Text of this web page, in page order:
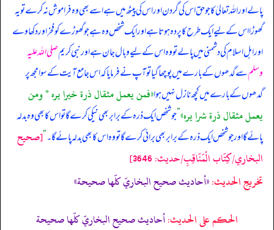
پالے اور اللہ تعالیٰ کا جو حق اس کی گردن اور اس کی پیٹھ میں ہے اسے بھی وہ فراموش نہ کرے تو یہ
گھوڑا اس کے لیے ایک طرح کا پردہ ہوتا ہے اور ایک شخص وہ ہے جو گھوڑے کو فخر اور دکھاوے
اور اہل اسلام کی دشمنی میں پالے تو وہ اس کے لیے وبال جان ہے اور نبی کریمصلی اللہ علیہ
وسلمسے گدھوں کے بارے میں پوچھا گیا تو آپ نے فرمایا کہ اس جامع آیت کے سوا مجھ پر
گدھوں کے بارے میں کچھ نازل نہیں ہوا«فمن يعمل مثقال ذرة خيرا يره * ومن
يعمل مثقال ذرة شرا يره‏»”جو شخص ایک ذرہ کے برابر بھی نیکی کرے گا تو اس کا بھی وہ بدلہ
پائے گا اور جو شخص ایک ذرہ کے برابر بھی برائی کرے گا تو وہ اس کا بھی بدلہ پائے گا۔“[صحيح
البخاري/كِتَاب الْمَنَاقِبِ/حدیث: 3646]
تخریج الحدیث:«أحاديث صحيح البخاريّ كلّها صحيحة»
الحكم على الحديث:أحاديث صحيح البخاريّ كلّها صحيحة